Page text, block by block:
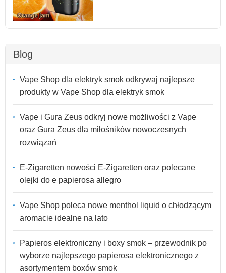
Blog
Vape Shop dla elektryk smok odkrywaj najlepsze
produkty w Vape Shop dla elektryk smok
Vape i Gura Zeus odkryj nowe możliwości z Vape
oraz Gura Zeus dla miłośników nowoczesnych
rozwiązań
E-Zigaretten nowości E-Zigaretten oraz polecane
olejki do e papierosa allegro
Vape Shop poleca nowe menthol liquid o chłodzącym
aromacie idealne na lato
Papieros elektroniczny i boxy smok – przewodnik po
wyborze najlepszego papierosa elektronicznego z
asortymentem boxów smok